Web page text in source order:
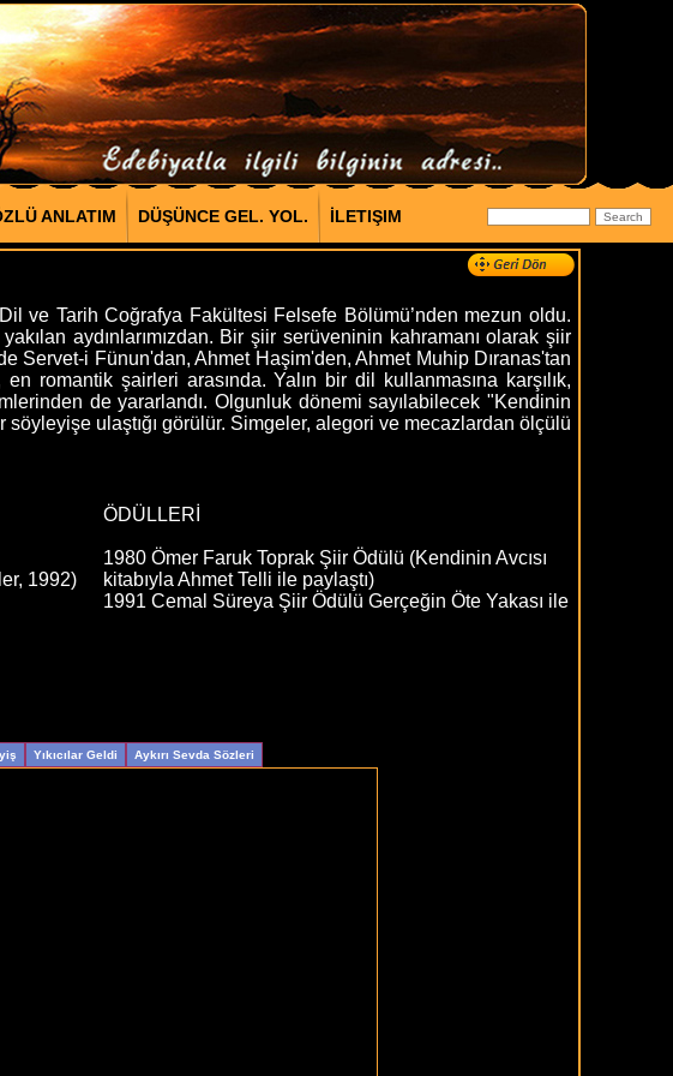
ANLATIM DÜŞÜNCE GEL. YOL. İLETIŞIM
ve Tarih Coğrafya Fakültesi Felsefe Bölümü’nden mezun oldu.
aydınlarımızdan. Bir şiir serüveninin kahramanı olarak şiir
Servet-i Fünun'dan, Ahmet Haşim'den, Ahmet Muhip Dıranas'tan
romantik şairleri arasında. Yalın bir dil kullanmasına karşılık,
de yararlandı. Olgunluk dönemi sayılabilecek "Kendinin
söyleyişe ulaştığı görülür. Simgeler, alegori ve mecazlardan ölçülü
1992)
ÖDÜLLERİ
1980 Ömer Faruk Toprak Şiir Ödülü (Kendinin Avcısı
kitabıyla Ahmet Telli ile paylaştı)
1991 Cemal Süreya Şiir Ödülü Gerçeğin Öte Yakası ile
Yıkıcılar Geldi Aykırı Sevda Sözleri